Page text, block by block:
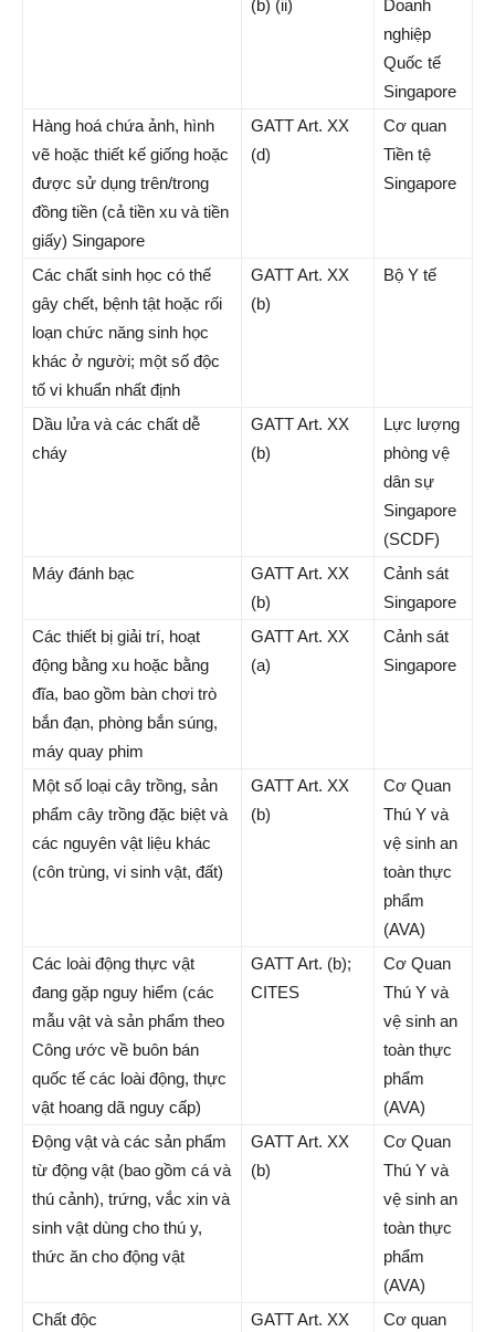
(b) (ii)
Doanh
nghiệp
Quốc tế
Singapore
Hàng hoá chứa ảnh, hình
vẽ hoặc thiết kế giống hoặc
được sử dụng trên/trong
đồng tiền (cả tiền xu và tiền
giấy) Singapore
GATT Art. XX
(d)
Cơ quan
Tiền tệ
Singapore
Các chất sinh học có thế
gây chết, bệnh tật hoặc rối
loạn chức năng sinh học
khác ở người; một số độc
tố vi khuẩn nhất định
GATT Art. XX
(b)
Bộ Y tế
Dầu lửa và các chất dễ
cháy
GATT Art. XX
(b)
Lực lượng
phòng vệ
dân sự
Singapore
(SCDF)
Máy đánh bạc
GATT Art. XX
(b)
Cảnh sát
Singapore
Các thiết bị giải trí, hoạt
động bằng xu hoặc bằng
đĩa, bao gồm bàn chơi trò
bắn đạn, phòng bắn súng,
máy quay phim
GATT Art. XX
(a)
Cảnh sát
Singapore
Một số loại cây trồng, sản
phẩm cây trồng đặc biệt và
các nguyên vật liệu khác
(côn trùng, vi sinh vật, đất)
GATT Art. XX
(b)
Cơ Quan
Thú Y và
vệ sinh an
toàn thực
phẩm
(AVA)
Các loài động thực vật
đang gặp nguy hiểm (các
mẫu vật và sản phẩm theo
Công ước về buôn bán
quốc tế các loài động, thực
vật hoang dã nguy cấp)
GATT Art. (b);
CITES
Cơ Quan
Thú Y và
vệ sinh an
toàn thực
phẩm
(AVA)
Động vật và các sản phẩm
từ động vật (bao gồm cá và
thú cảnh), trứng, vắc xin và
sinh vật dùng cho thú y,
thức ăn cho động vật
GATT Art. XX
(b)
Cơ Quan
Thú Y và
vệ sinh an
toàn thực
phẩm
(AVA)
Chất độc
GATT Art. XX
Cơ quan